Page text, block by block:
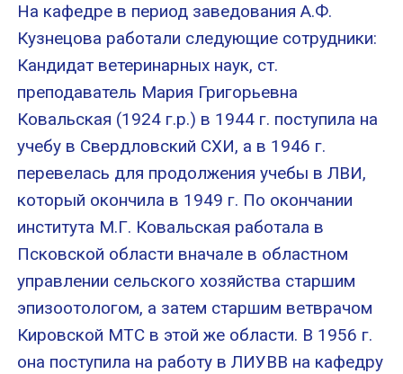
На кафедре в период заведования А.Ф.
Кузнецова работали следующие сотрудники:
Кандидат ветеринарных наук, ст.
преподаватель Мария Григорьевна
Ковальская (1924 г.р.) в 1944 г. поступила на
учебу в Свердловский СХИ, а в 1946 г.
перевелась для продолжения учебы в ЛВИ,
который окончила в 1949 г. По окончании
института М.Г. Ковальская работала в
Псковской области вначале в областном
управлении сельского хозяйства старшим
эпизоотологом, а затем старшим ветврачом
Кировской МТС в этой же области. В 1956 г.
она поступила на работу в ЛИУВВ на кафедру